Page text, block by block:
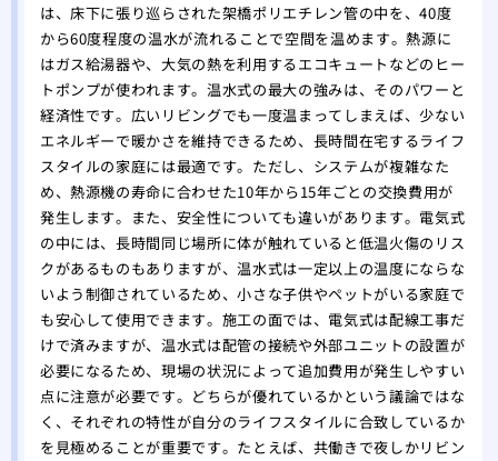
は、床下に張り巡らされた架橋ポリエチレン管の中を、40度
から60度程度の温水が流れることで空間を温めます。熱源に
はガス給湯器や、大気の熱を利用するエコキュートなどのヒー
トポンプが使われます。温水式の最大の強みは、そのパワーと
経済性です。広いリビングでも一度温まってしまえば、少ない
エネルギーで暖かさを維持できるため、長時間在宅するライフ
スタイルの家庭には最適です。ただし、システムが複雑なた
め、熱源機の寿命に合わせた10年から15年ごとの交換費用が
発生します。また、安全性についても違いがあります。電気式
の中には、長時間同じ場所に体が触れていると低温火傷のリス
クがあるものもありますが、温水式は一定以上の温度にならな
いよう制御されているため、小さな子供やペットがいる家庭で
も安心して使用できます。施工の面では、電気式は配線工事だ
けで済みますが、温水式は配管の接続や外部ユニットの設置が
必要になるため、現場の状況によって追加費用が発生しやすい
点に注意が必要です。どちらが優れているかという議論ではな
く、それぞれの特性が自分のライフスタイルに合致しているか
を見極めることが重要です。たとえば、共働きで夜しかリビン